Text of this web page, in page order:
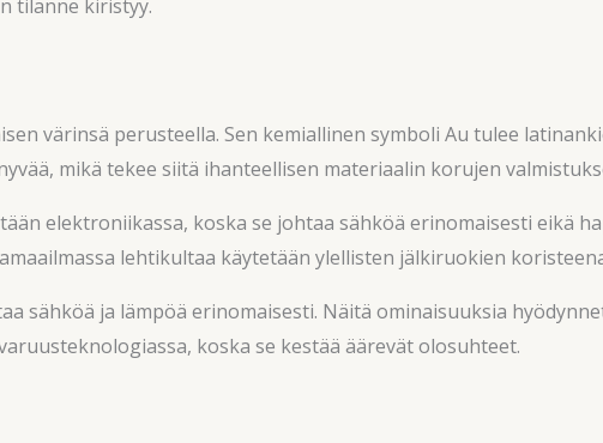
tilanne kiristyy.
värinsä perusteella. Sen kemiallinen symboli Au tulee
mikä tekee siitä ihanteellisen materiaalin korujen
elektroniikassa, koska se johtaa sähköä erinomaisesti eikä
lehtikultaa käytetään ylellisten jälkiruokien
sähköä ja lämpöä erinomaisesti. Näitä ominaisuuksia
koska se kestää äärevät olosuhteet.